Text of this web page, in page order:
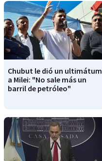
Chubut le dió un ultimátum
a Milei: "No sale más un
barril de petróleo"